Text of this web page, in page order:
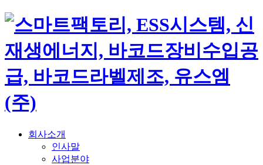
회사소개
인사말
사업분야